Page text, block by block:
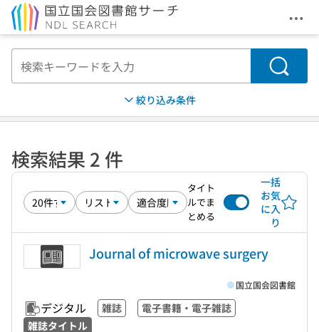
メ
検索
絞り込み条件
検索結果 2 件
タイト
ルでま
とめる
一括
お気
に入
り
Journal of microwave surgery
デジタル 雑誌
電子書籍・電子雑誌
雑誌タイトル
国立国会図書館